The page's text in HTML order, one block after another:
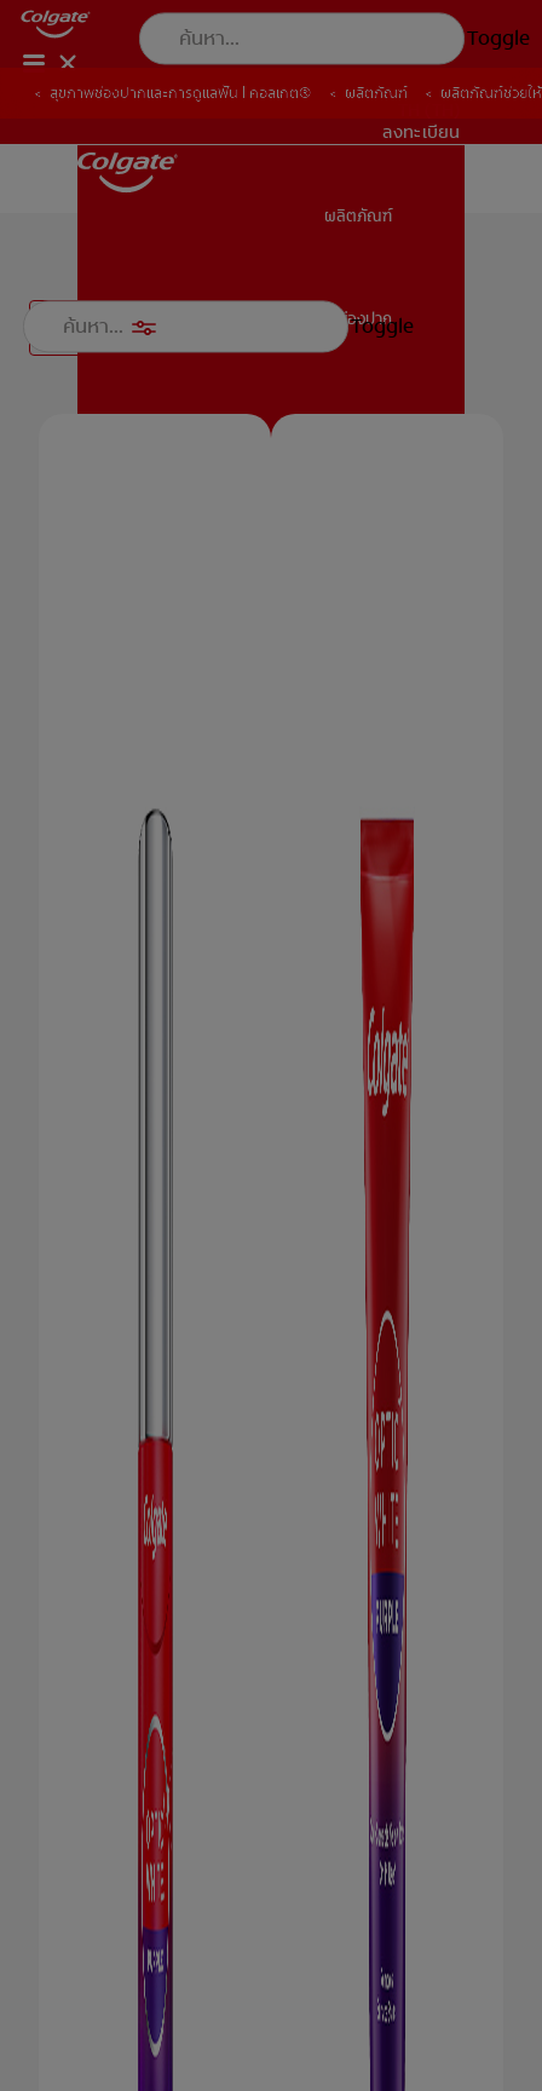
Toggle
ลงทะเบียน
ผลิตภัณฑ์
สุขภาพช่องปาก
Toggle
สุขภาพช่องปากและการดูแลฟัน | คอลเกต® ผลิตภัณฑ์ ผลิตภัณฑ์ช่วยใ
ตัวกรอง